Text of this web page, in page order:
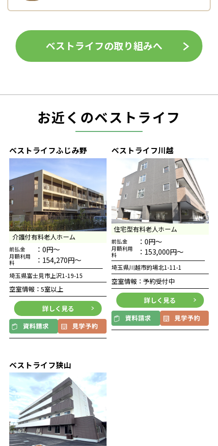
ベストライフの取り組みへ
お近くのベストライフ
ベストライフふじみ野
介護付有料老人ホーム
前払金 ：0円～
月額利用
料
：154,270円～
埼玉県富士見市上沢1-19-15
空室情報：5室以上
詳しく見る
ベストライフ川越
住宅型有料老人ホーム
前払金 ：0円～
月額利用
料
：153,000円～
埼玉県川越市的場北1-11-1
空室情報：予約受付中
詳しく見る
ベストライフ狭山